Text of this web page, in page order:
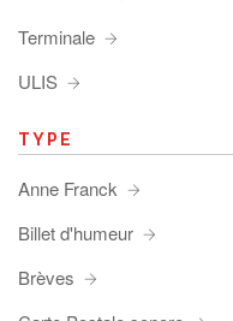
Terminale
ULIS
TYPE
Anne Franck
Billet d'humeur
Brèves